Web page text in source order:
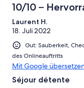
10/10 –
Laurent H.
18. Juli 2022
Gut: Sauberkeit,
des Onlineauftritts
Mit Google
Séjour détente